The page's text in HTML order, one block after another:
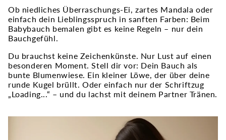
Ob niedliches Überraschungs-Ei, zartes Mandala oder
einfach dein Lieblingsspruch in sanften Farben: Beim
Babybauch bemalen gibt es keine Regeln – nur dein
Bauchgefühl.
Du brauchst keine Zeichenkünste. Nur Lust auf einen
besonderen Moment. Stell dir vor: Dein Bauch als
bunte Blumenwiese. Ein kleiner Löwe, der über deine
runde Kugel brüllt. Oder einfach nur der Schriftzug
„Loading...“ – und du lachst mit deinem Partner Tränen.